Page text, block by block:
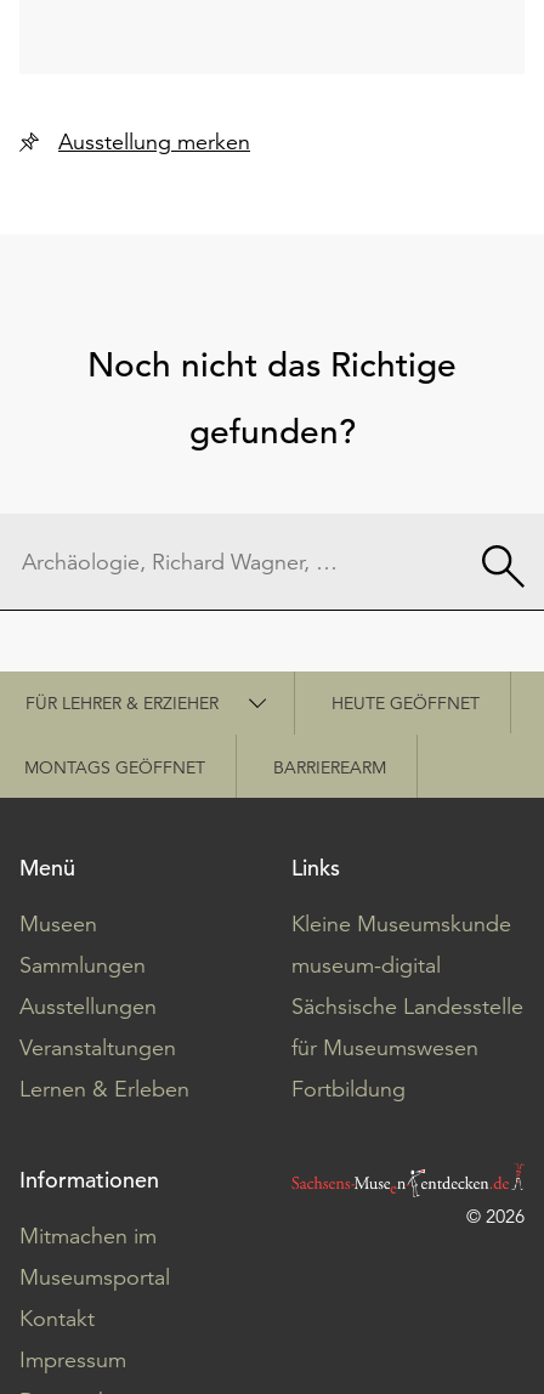
Ausstellung merken
Noch nicht das Richtige
gefunden?
Schnellzugriff
FÜR LEHRER & ERZIEHER HEUTE GEÖFFNET
MONTAGS GEÖFFNET BARRIEREARM
Menü
Museen
Sammlungen
Ausstellungen
Veranstaltungen
Lernen & Erleben
Links
Kleine Museumskunde
museum-digital
Sächsische Landesstelle
für Museumswesen
Fortbildung
Informationen
Mitmachen im
Museumsportal
Kontakt
Impressum
© 2026